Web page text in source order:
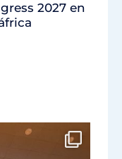
2027 en